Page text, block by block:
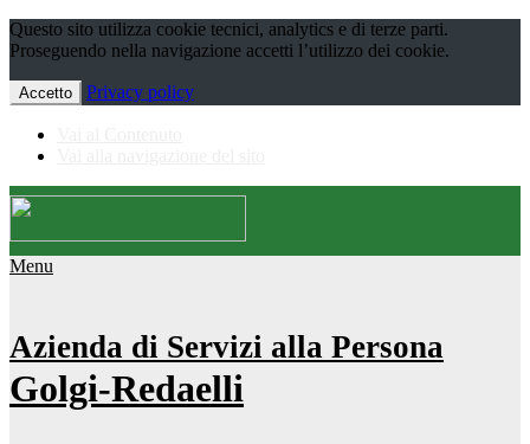
Questo sito utilizza cookie tecnici, analytics e di terze parti.
Proseguendo nella navigazione accetti l’utilizzo dei cookie.
Accetto Privacy policy
Menu
Azienda di Servizi alla Persona
Golgi-Redaelli